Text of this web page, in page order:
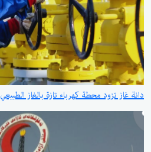
دانة غاز تزود محطة كهرباء تازة بالغاز الطبيعي